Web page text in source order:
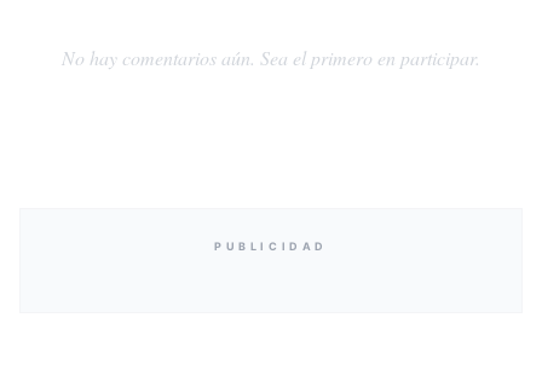
No hay comentarios aún. Sea el primero en participar.
PUBLICIDAD